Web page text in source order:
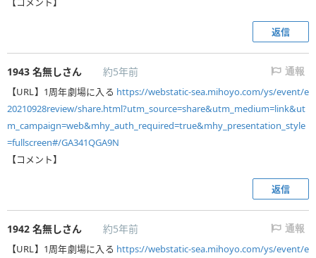
返信
1943 名無しさん 約5年前 通報
【URL】1周年劇場に入る https://webstatic-sea.mihoyo.com/ys/event/e
20210928review/share.html?utm_source=share&utm_medium=link&ut
m_campaign=web&mhy_auth_required=true&mhy_presentation_style
=fullscreen#/GA341QGA9N
【コメント】
返信
1942 名無しさん 約5年前 通報
【URL】1周年劇場に入る https://webstatic-sea.mihoyo.com/ys/event/e